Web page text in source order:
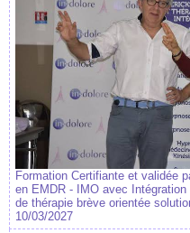
Formation Certifiante et validée
en EMDR - IMO avec
de thérapie brève orientée
10/03/2027